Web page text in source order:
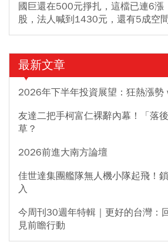
國巨還在500元掙扎，這檔已連6漲
股，法人喊到1430元，還有5成空間
最新文章
2026年下半年投資展望：狂熱漲勢
友達二把手柯富仁裸辭內幕！「落
草？
2026前進大南方論壇
佳世達集團艦隊無人機小隊起飛！
入
今周刊30週年特輯｜更好的台灣：
見前瞻行動